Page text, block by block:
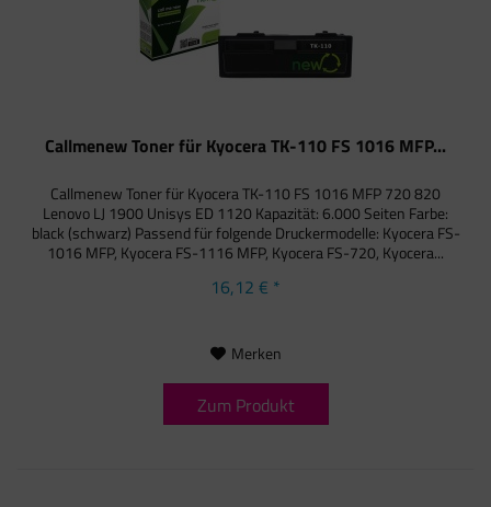
Callmenew Toner für Kyocera TK-110 FS 1016 MFP...
Callmenew Toner für Kyocera TK-110 FS 1016 MFP 720 820
Lenovo LJ 1900 Unisys ED 1120 Kapazität: 6.000 Seiten Farbe:
black (schwarz) Passend für folgende Druckermodelle: Kyocera FS-
1016 MFP, Kyocera FS-1116 MFP, Kyocera FS-720, Kyocera...
16,12 € *
Merken
Zum Produkt